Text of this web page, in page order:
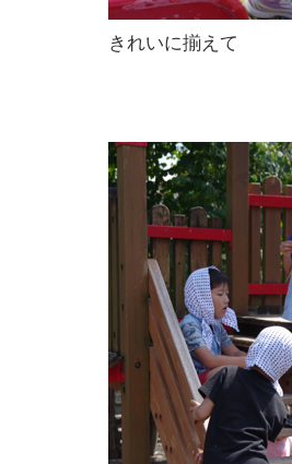
きれいに揃えて